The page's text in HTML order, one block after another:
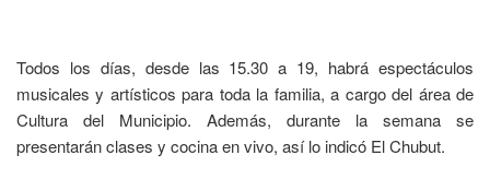
Todos los días, desde las 15.30 a 19, habrá espectáculos
musicales y artísticos para toda la familia, a cargo del área de
Cultura del Municipio. Además, durante la semana se
presentarán clases y cocina en vivo, así lo indicó El Chubut.